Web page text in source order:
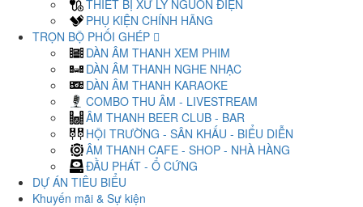
THIẾT BỊ XỬ LÝ NGUỒN ĐIỆN
PHỤ KIỆN CHÍNH HÃNG
TRỌN BỘ PHỐI GHÉP
DÀN ÂM THANH XEM PHIM
DÀN ÂM THANH NGHE NHẠC
DÀN ÂM THANH KARAOKE
COMBO THU ÂM - LIVESTREAM
ÂM THANH BEER CLUB - BAR
HỘI TRƯỜNG - SÂN KHẤU - BIỂU DIỄN
ÂM THANH CAFE - SHOP - NHÀ HÀNG
ĐẦU PHÁT - Ổ CỨNG
DỰ ÁN TIÊU BIỂU
Khuyến mãi & Sự kiện